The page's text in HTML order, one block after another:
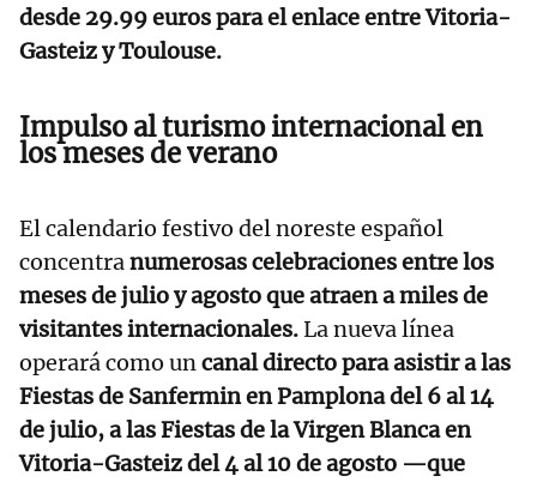
desde 29.99 euros para el enlace entre Vitoria-
Gasteiz y Toulouse.
Impulso al turismo internacional en
los meses de verano
El calendario festivo del noreste español
concentranumerosas celebraciones entre los
meses de julio y agosto que atraen a miles de
visitantes internacionales.La nueva línea
operará como uncanal directo para asistir a las
Fiestas de Sanfermin en Pamplona del 6 al 14
de julio, a las Fiestas de la Virgen Blanca en
Vitoria-Gasteiz del 4 al 10 de agosto —que